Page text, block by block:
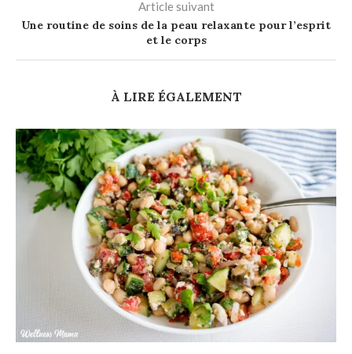
Article suivant
Une routine de soins de la peau relaxante pour l’esprit
et le corps
À LIRE ÉGALEMENT